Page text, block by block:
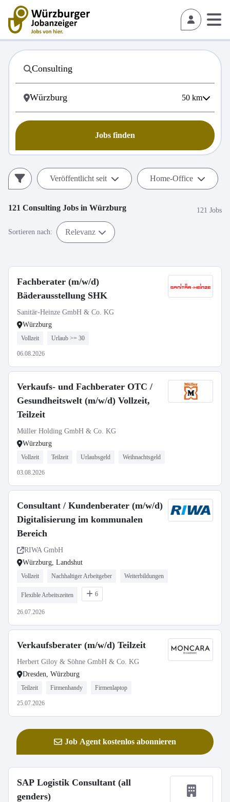
50 km
Jobs finden
Veröffentlicht seit Home-Office
121 Consulting Jobs in Würzburg 121 Jobs
Sortieren nach: Relevanz
Fachberater (m/w/d)
Bäderausstellung SHK
Sanitär-Heinze GmbH & Co. KG
Würzburg
Vollzeit Urlaub >= 30
06.08.2026
Verkaufs- und Fachberater OTC /
Gesundheitswelt (m/w/d) Vollzeit,
Teilzeit
Müller Holding GmbH & Co. KG
Würzburg
Vollzeit Teilzeit Urlaubsgeld Weihnachtsgeld
03.08.2026
Consultant / Kundenberater (m/w/d)
Digitalisierung im kommunalen
Bereich
RIWA GmbH
Würzburg, Landshut
Vollzeit Nachhaltiger Arbeitgeber Weiterbildungen
Flexible Arbeitszeiten 6
26.07.2026
Verkaufsberater (m/w/d) Teilzeit
Herbert Giloy & Söhne GmbH & Co. KG
Dresden, Würzburg
Teilzeit Firmenhandy Firmenlaptop
25.07.2026
Job Agent kostenlos abonnieren
SAP Logistik Consultant (all
genders)